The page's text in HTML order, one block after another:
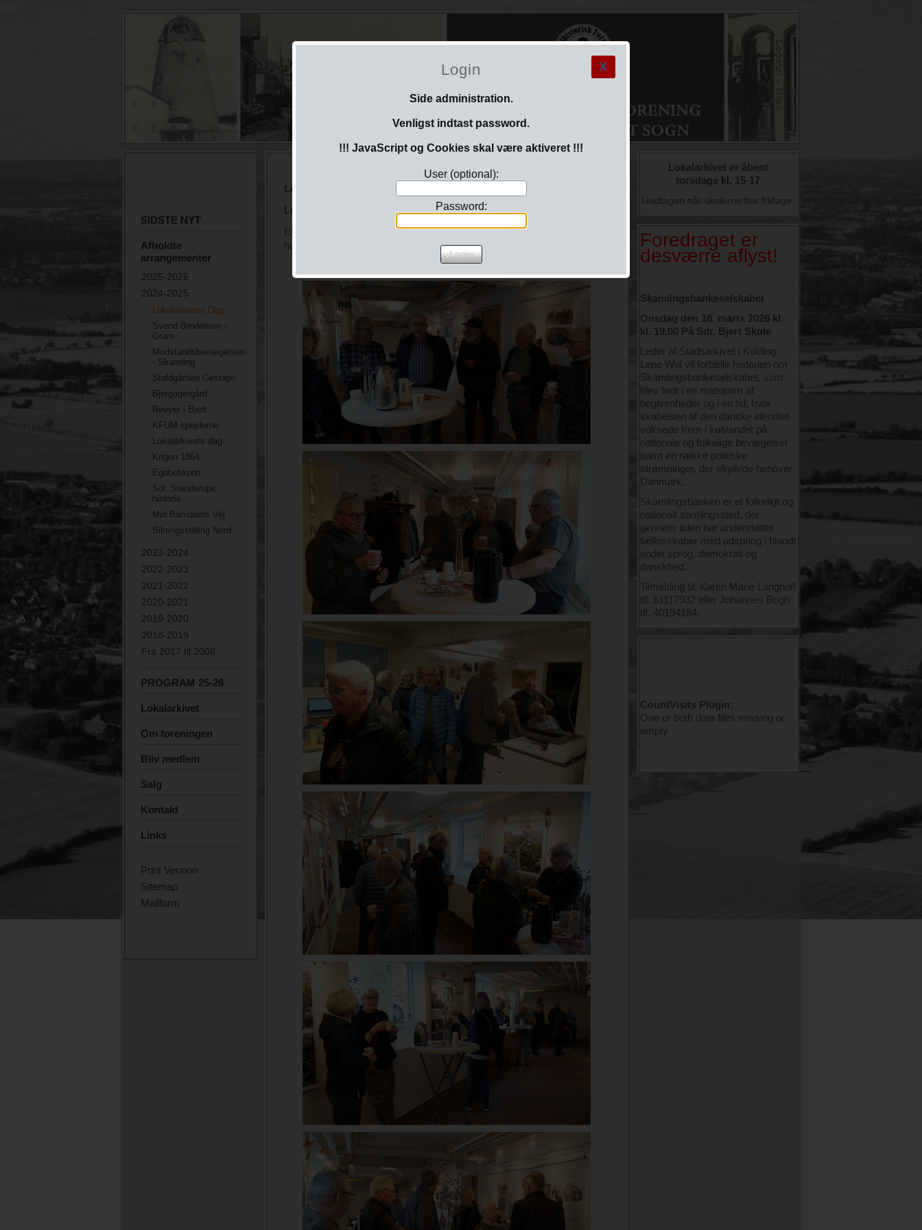
SIDSTE NYT
Afholdte
arrangementer
2025-2026
2024-2025
Lokalarkivets Dag
Svend Brodersen -
Gram
Modstandsbevægelsen
- Skamling
Staldgården Gestapo
Bjergagergård
Revyer i Bjert
KFUM spejderne
Lokalarkivets dag
Krigen 1864
Egobotøsen
Sdr. Stenderups
historie.
Min Barndoms Vej
Sikringsstilling Nord
2023-2024
2022-2023
2021-2022
2020-2021
2019-2020
2018-2019
Fra 2017 til 2008
PROGRAM 25-26
Lokalarkivet
Om foreningen
Bliv medlem
Salg
Kontakt
Links
Print Version
Sitemap
Mailform
X
Login
Side administration.
Venligst indtast password.
!!! JavaScript og Cookies skal være aktiveret !!!
User (optional):
Password:
Lokalarkivets dag
Lørdag den 8. november 2025 kl. 13.30 – 16.00 i lokalarkivet.
Et vel besøgt åbent hus, hvor der var fernisering på en ny udstilling af
husene nr. 11 til 24 på Vesterløkke.
Lokalarkivet er åbent
torsdage kl. 15-17
Undtagen når skolerne har fridage.
Foredraget er
desværre aflyst!
Skamlingsbankeselskabet
Onsdag den 18. marts 2026 kl.
kl. 19.00 På Sdr. Bjert Skole
Leder af Stadsarkivet i Kolding
Lene Wul vil fortælle historien om
Skamlingsbankeselskabet, som
blev født i en malstrøm af
begivenheder og i en tid, hvor
skabelsen af den danske identitet
voksede frem i kølvandet på
nationale og folkelige bevægelser
samt en række politiske
strømninger, der skyllede henover
Danmark.
Skamlingsbanken er et folkeligt og
nationalt samlingssted, der
gennem tiden har understøttet
fællesskaber med udspring i blandt
andet sprog, demokrati og
danskhed.
Tilmelding til: Karen Marie Langhoff
tlf. 61117932 eller Johannes Bogh
tlf. 40194184.
CountVisits Plugin:
One or both data files missing or
empty